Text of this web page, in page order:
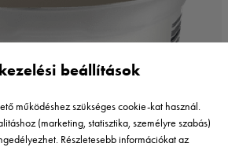
beállítások
működéshez szükséges cookie-kat használ.
(marketing, statisztika, személyre szabás)
Részletesebb információkat az